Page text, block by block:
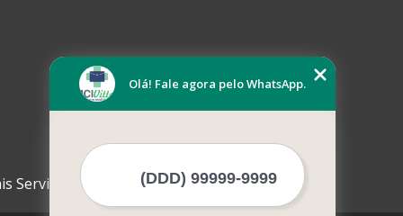
Serviços
Olá! Fale agora pelo WhatsApp.